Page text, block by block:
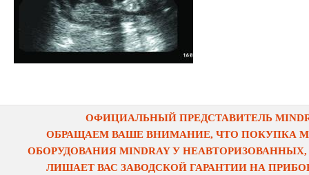
ОФИЦИАЛЬНЫЙ ПРЕДСТАВИТЕЛЬ
ОБРАЩАЕМ ВАШЕ ВНИМАНИЕ, ЧТО ПОКУПКА
ОБОРУДОВАНИЯ MINDRAY У
ЛИШАЕТ ВАС ЗАВОДСКОЙ ГАРАНТИИ НА